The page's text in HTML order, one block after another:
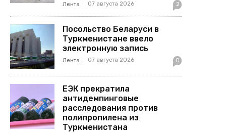
Лента 07 августа 2026 2
Посольство Беларуси в
Туркменистане ввело
электронную запись
Лента 07 августа 2026 0
ЕЭК прекратила
антидемпинговые
расследования против
полипропилена из
Туркменистана